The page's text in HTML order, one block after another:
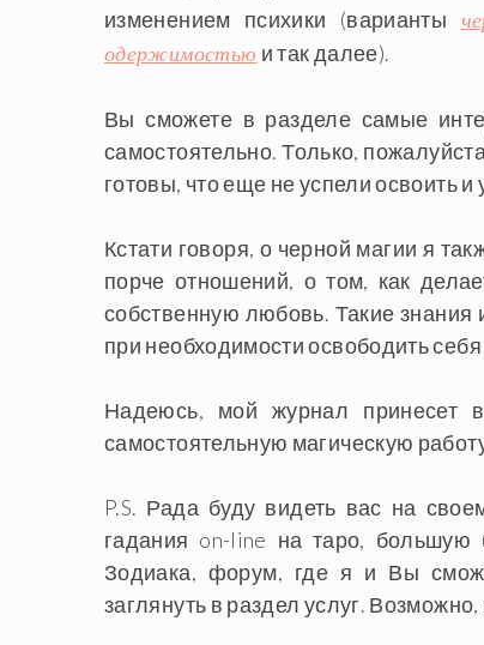
изменением психики (варианты
одержимостью и так далее).
Вы сможете в разделе самые
самостоятельно. Только,
готовы, что еще не успели освоить
Кстати говоря, о черной магии я
порче отношений, о том, как
собственную любовь. Такие
при необходимости освободить
Надеюсь, мой журнал принесет
самостоятельную магическую
P.S. Рада буду видеть вас на
гадания on-line на таро, большую
Зодиака, форум, где я и Вы
заглянуть в раздел услуг.